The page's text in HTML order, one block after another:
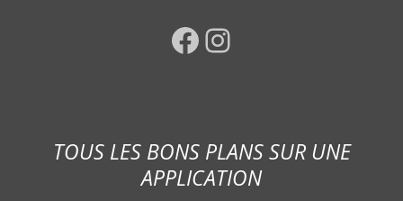
Facebook Instagram
TOUS LES BONS PLANS SUR UNE
APPLICATION